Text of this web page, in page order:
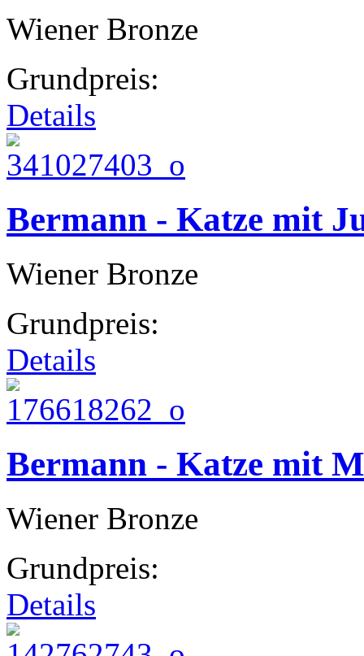
Wiener Bronze
Grundpreis:
Details
Bermann - Katze mit
Wiener Bronze
Grundpreis:
Details
Bermann - Katze mit
Wiener Bronze
Grundpreis:
Details